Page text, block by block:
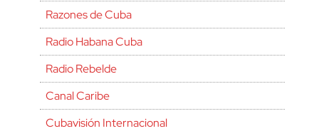
Razones de Cuba
Radio Habana Cuba
Radio Rebelde
Canal Caribe
Cubavisión Internacional